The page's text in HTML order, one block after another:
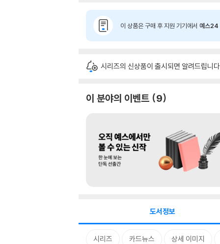
이 상품은 구매 후 지원 기기에서 예스24
시리즈의 신상품이 출시되면 알려드립니
이 분야의 이벤트 9
도서정보
시리즈 카드뉴스 상세 이미지